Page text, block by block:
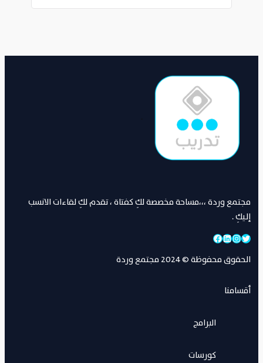
.
مجتمع وردة ،،،مساحة مخصصة لكِ كفتاة ، تقدم لكِ لقاءات الانسب
إليكِ .
تويتر إنستجراملينكد إن فيسبوك
الحقوق محفوظة © 2024 مجتمع وردة
أقسامنا
البرامج
كورسات